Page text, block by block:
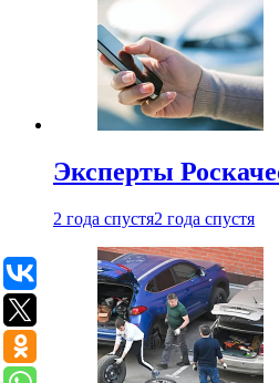
Эксперты
2 года спустя2 года спустя